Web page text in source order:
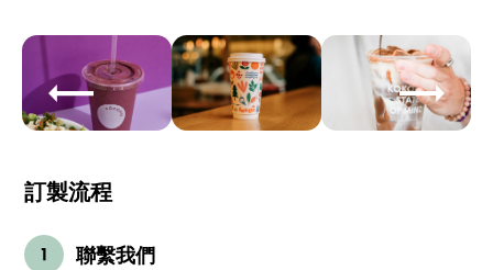
訂製流程
聯繫我們